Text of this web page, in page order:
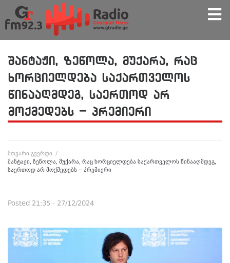
შანტაჟი, ზეწოლა, მუქარა, რაც
ხორციელდება საქართველოს
წინააღმდეგ, საერთოდ არ
მოქმედებს – პრემიერი
მთვარი გვერდი /
შანტაჟი, ზეწოლა, მუქარა, რაც ხორციელდება საქართველოს წინააღმდეგ,
საერთოდ არ მოქმედებს – პრემიერი
Posted 21:35 - 27/12/2024